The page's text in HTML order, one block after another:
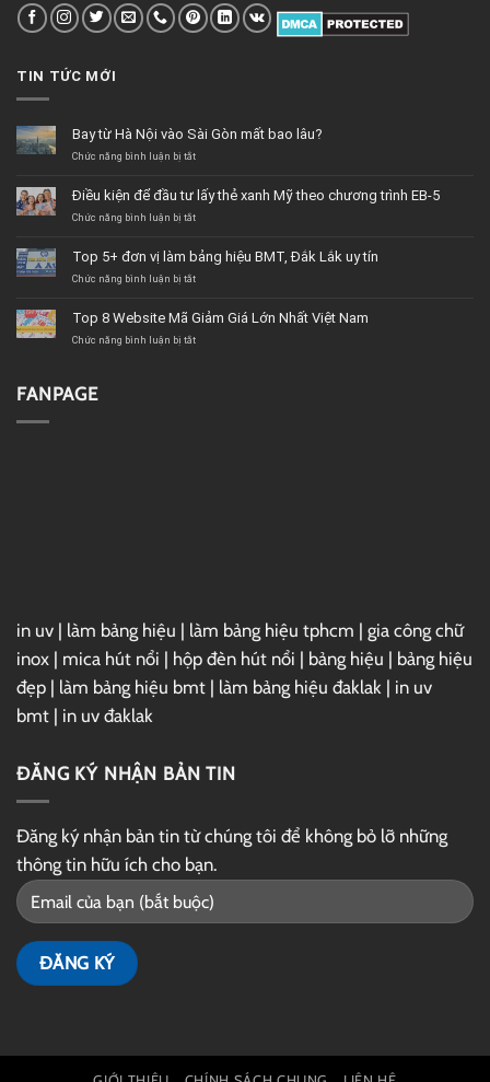
TIN TỨC MỚI
Bay từ Hà Nội vào Sài Gòn mất bao lâu?
Chức năng bình luận bị tắtở
Hà
Nội
Gòn
mất
Điều kiện để đầu tư lấy thẻ xanh Mỹ theo chương trình EB-5
Chức năng bình luận bị tắtở
để
đầu
thẻ
xanh
Top 5+ đơn vị làm bảng hiệu BMT, Đắk Lắk uy tín
Chức năng bình luận bị tắtở
đơn
vị
Top 8 Website Mã Giảm Giá Lớn Nhất Việt Nam
Chức năng bình luận bị tắtở
FANPAGE
in uv | làm bảng hiệu | làm bảng hiệu tphcm | gia công chữ
inox | mica hút nổi | hộp đèn hút nổi | bảng hiệu | bảng hiệu
đẹp | làm bảng hiệu bmt | làm bảng hiệu đaklak | in uv
bmt | in uv đaklak
ĐĂNG KÝ NHẬN BẢN TIN
Đăng ký nhận bản tin từ chúng tôi để không bỏ lỡ những
thông tin hữu ích cho bạn.